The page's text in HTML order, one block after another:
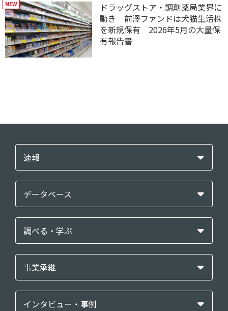
ドラッグストア・調剤薬局業界に
動き 前澤ファンドは犬猫生活株
を新規保有 2026年5月の大量保
有報告書
速報
データベース
調べる・学ぶ
事業承継
インタビュー・事例